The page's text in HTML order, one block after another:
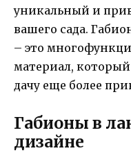
уникальный и
вашего сада.
– это
материал,
дачу еще более
Габионы в
дизайне